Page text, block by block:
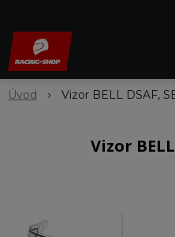
Úvod Vizor BELL DSAF,
Vizor BELL